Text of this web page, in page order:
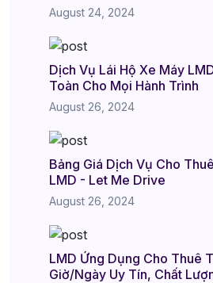
August 24, 2024
Dịch Vụ Lái Hộ Xe Máy
Toàn Cho Mọi Hành Trình
August 26, 2024
Bảng Giá Dịch Vụ Cho
LMD - Let Me Drive
August 26, 2024
LMD Ứng Dụng Cho Thuê
Giờ/Ngày Uy Tín, Chất